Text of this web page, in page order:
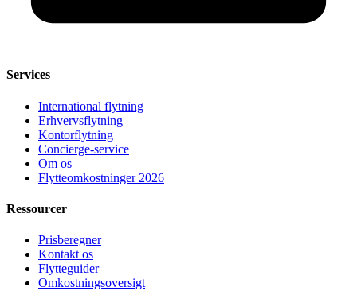
Services
International flytning
Erhvervsflytning
Kontorflytning
Concierge-service
Om os
Flytteomkostninger 2026
Ressourcer
Prisberegner
Kontakt os
Flytteguider
Omkostningsoversigt